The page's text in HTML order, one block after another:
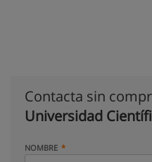
Contacta sin
Universidad
NOMBRE